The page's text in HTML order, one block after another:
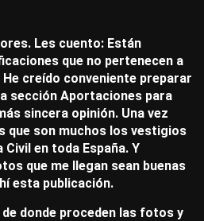
Les cuento: Están
que no pertenecen a
creído conveniente preparar
sección Aportaciones para
sincera opinión. Una vez
que son muchos los vestigios
Civil en toda España. Y
que me llegan sean buenas
esta publicación.
donde proceden las fotos y